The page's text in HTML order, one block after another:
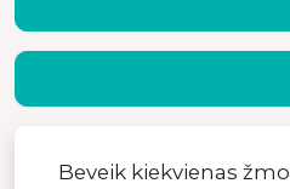
Beveik kiekvienas